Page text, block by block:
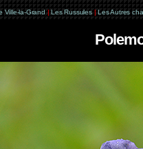
Ville-la-Grand | Les Russules | Les Autres